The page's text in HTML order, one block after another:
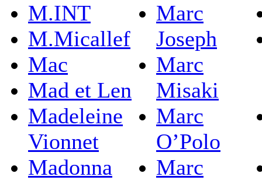
M.INT
M.Micallef
Mac
Mad et Len
Madeleine
Vionnet
Madonna
Marc
Joseph
Marc
Misaki
Marc
O’Polo
Marc